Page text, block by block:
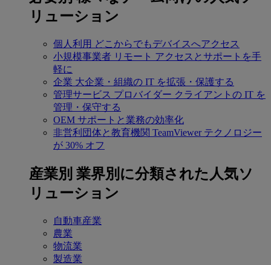
リューション
個人利用 どこからでもデバイスへアクセス
小規模事業者 リモート アクセスとサポートを手
軽に
企業 大企業・組織の IT を拡張・保護する
管理サービス プロバイダー クライアントの IT を
管理・保守する
OEM サポートと業務の効率化
非営利団体と教育機関 TeamViewer テクノロジー
が 30% オフ
産業別 業界別に分類された人気ソ
リューション
自動車産業
農業
物流業
製造業